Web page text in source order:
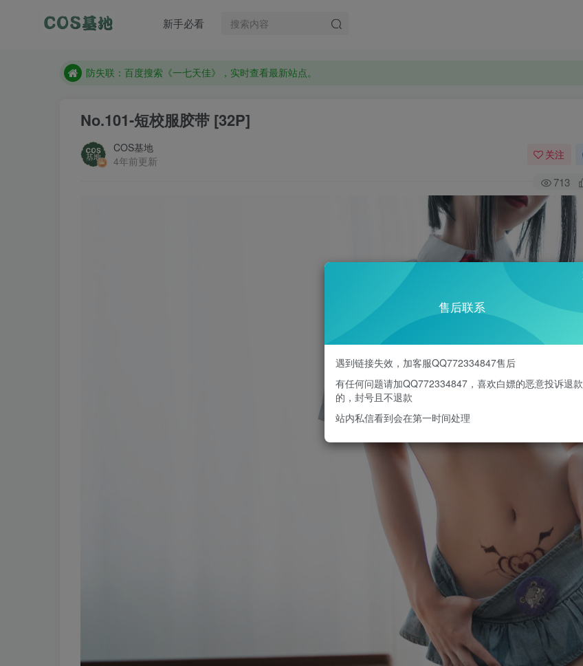
新手必看
客服售后QQ：772334847
防失联：百度搜索《一七天佳》，实时查看最新站点。
No.101-短校服胶带 [32P]
COS基地
4年前更新
关注
713
售后联系
遇到链接失效，加客服QQ772334847售后
有任何问题请加QQ772334847，喜欢白嫖的恶意投诉退款
的，封号且不退款
站内私信看到会在第一时间处理